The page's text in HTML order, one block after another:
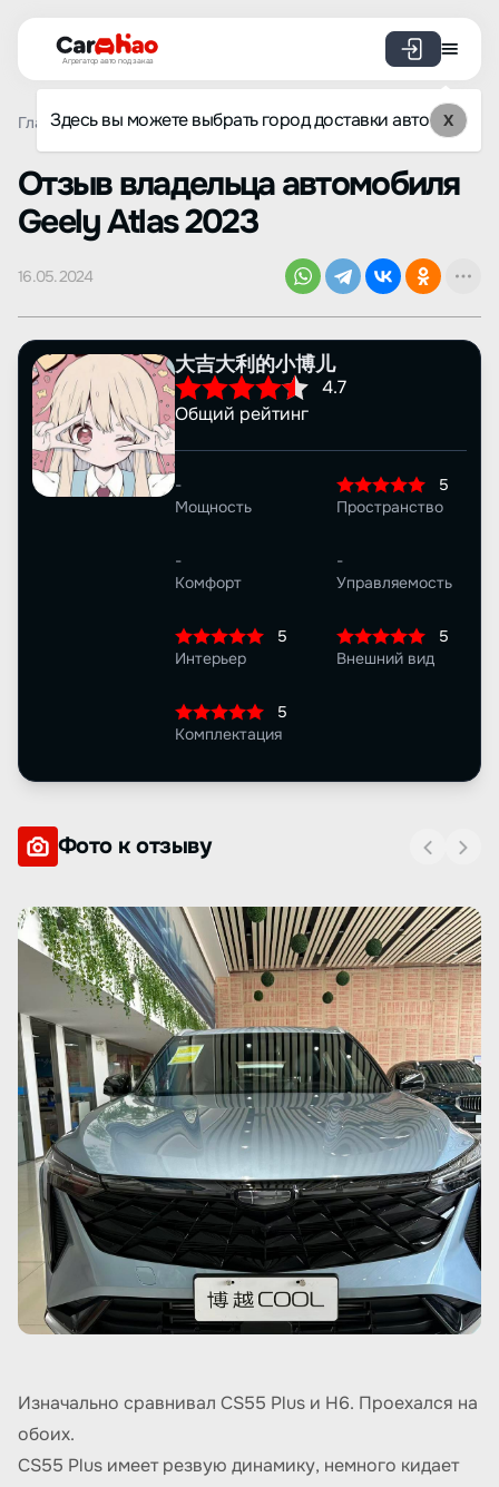
Агрегатор авто под заказ
Здесь вы можете выбрать город доставки авто X
Главная Отзывы Geely Atlas Просмотр отзыва
Oтзыв владельца автомобиля
Geely Atlas 2023
16.05.2024
大吉大利的小博儿
4.7
Общий рейтинг
-
Мощность
5
Пространство
-
Комфорт
-
Управляемость
5
Интерьер
5
Внешний вид
5
Комплектация
Фото к отзыву
Изначально сравнивал CS55 Plus и H6. Проехался на
обоих.
CS55 Plus имеет резвую динамику, немного кидает